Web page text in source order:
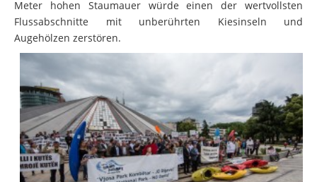
Meter hohen Staumauer würde einen der wertvollsten
Flussabschnitte mit unberührten Kiesinseln und
Augehölzen zerstören.